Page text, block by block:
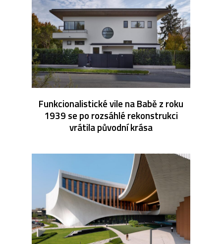
Funkcionalistické vile na Babě z roku
1939 se po rozsáhlé rekonstrukci
vrátila původní krása